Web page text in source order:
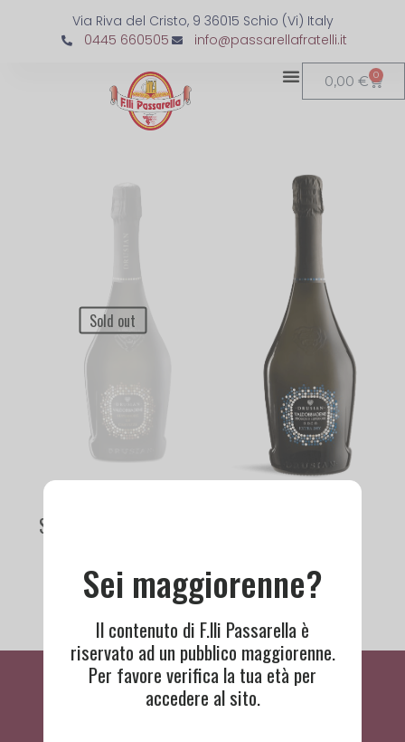
Via Riva del Cristo, 9 36015 Schio (Vi) Italy
0445 660505
info@passarellafratelli.it
0,00€ 0
Sold out
Superiore Di Cartizze
21,60 €
Cosa Dicono Di Noi
Sei maggiorenne?
Il contenuto di F.lli Passarella è
riservato ad un pubblico maggiorenne.
Per favore verifica la tua età per
accedere al sito.